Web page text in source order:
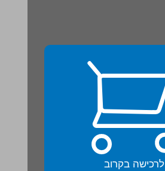
לרכישה בקרוב